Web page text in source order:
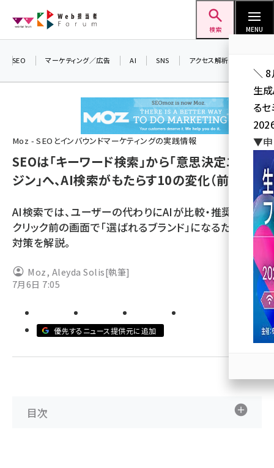
ン
検索 MENU
seo (3538)
ai (2820)
youtube (2444)
note (2322)
セミナー (2315)
z世代 (1629)
meo (1281)
SEO マーケティング／広告 AI SNS アクセス解析／データ分析
Moz - SEOとインバウンドマーケティングの実践情報
SEOは「キーワード検索」から「意思決定エン
ジン」へ、AI検索がもたらす10の変化（前編）
AI検索では、ユーザーの代わりにAIが比較・推奨する。
クリック前の画面で「選ばれるブランド」になるための
対策を解説。
Moz , Aleyda Solis[執筆]
7月6日 7:05
優先するニュース提供元に追加
目次
＼ 8
生
る
▼申